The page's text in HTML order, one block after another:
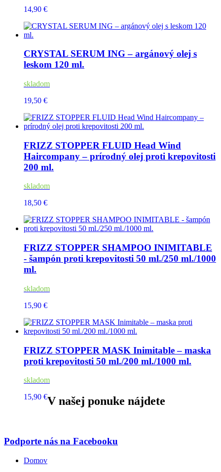
14,90 €
CRYSTAL SERUM ING – argánový olej s
leskom 120 ml.
skladom
19,50 €
FRIZZ STOPPER FLUID Head Wind
Haircompany – prírodný olej proti krepovitosti
200 ml.
skladom
18,50 €
FRIZZ STOPPER SHAMPOO INIMITABLE
- šampón proti krepovitosti 50 ml./250 ml./1000
ml.
skladom
15,90 €
FRIZZ STOPPER MASK Inimitable – maska
proti krepovitosti 50 ml./200 ml./1000 ml.
skladom
15,90 €V našej ponuke nájdete
Podporte nás na Facebooku
Domov